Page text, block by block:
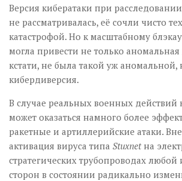
Версия кибератаки при
не рассматривалась, её сочли чисто
катастрофой. Но к масштабному
могла привести не только аномальная
кстати, не была такой уж аномальной,
кибердиверсия.
В случае реальных военных действий
может оказаться намного более
ракетные и артиллерийские атаки.
активация вируса типа Stuxnet на
стратегических трубопроводах
сторон в состоянии радикально